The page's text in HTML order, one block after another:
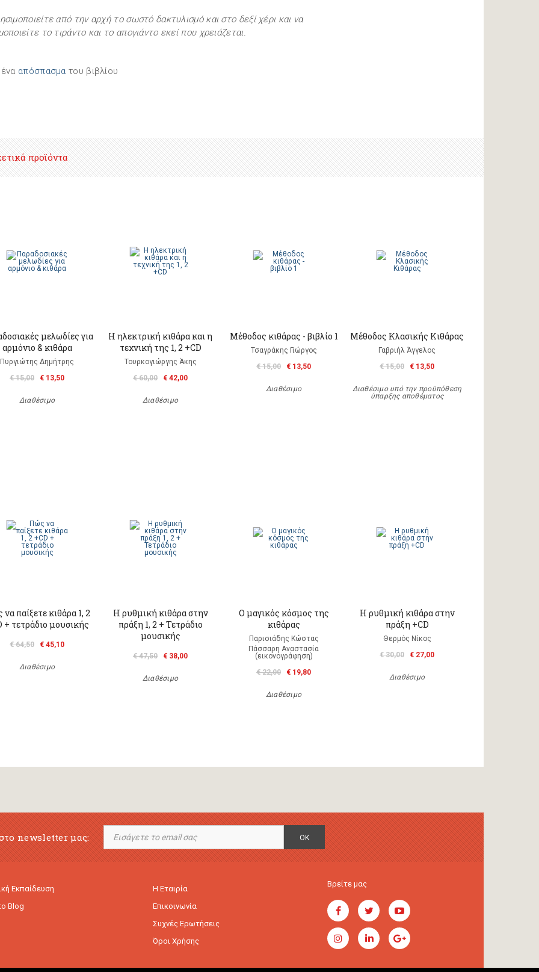
από την αρχή το σωστό δακτυλισμό και στο δεξί χέρι και να
το τιράντο και το απογιάντο εκεί που χρειάζεται.
απόσπασμα του βιβλίου
προϊόντα
μελωδίες για
αρμόνιο & κιθάρα
Πυργιώτης Δημήτρης
€ 15,00
€ 13,50
Διαθέσιμο
H ηλεκτρική κιθάρα και η
τεχνική της 1, 2 +CD
Τουρκογιώργης Άκης
€ 60,00
€ 42,00
Διαθέσιμο
Μέθοδος κιθάρας - βιβλίο 1
Τσαγράκης Γιώργος
€ 15,00
€ 13,50
Διαθέσιμο
Mέθοδος Κλασικής Κιθάρας
Γαβριήλ Άγγελος
€ 15,00
€ 13,50
Διαθέσιμο υπό την προϋπόθεση
ύπαρξης αποθέματος
παίξετε κιθάρα 1, 2
+ τετράδιο μουσικής
€ 64,50 € 45,10
Διαθέσιμο
Η ρυθμική κιθάρα στην
πράξη 1, 2 + Τετράδιο
μουσικής
€ 47,50 € 38,00
Διαθέσιμο
Ο μαγικός κόσμος της
κιθάρας
Παρισιάδης Κώστας
Πάσσαρη Αναστασία
(εικονογράφηση)
€ 22,00
€ 19,80
Διαθέσιμο
Η ρυθμική κιθάρα στην
πράξη +CD
Θερμός Νίκος
€ 30,00
€ 27,00
Διαθέσιμο
newsletter μας: OK
Εκπαίδευση
Blog
Η Εταιρία
Επικοινωνία
Συχνές Ερωτήσεις
Όροι Χρήσης
Βρείτε μας